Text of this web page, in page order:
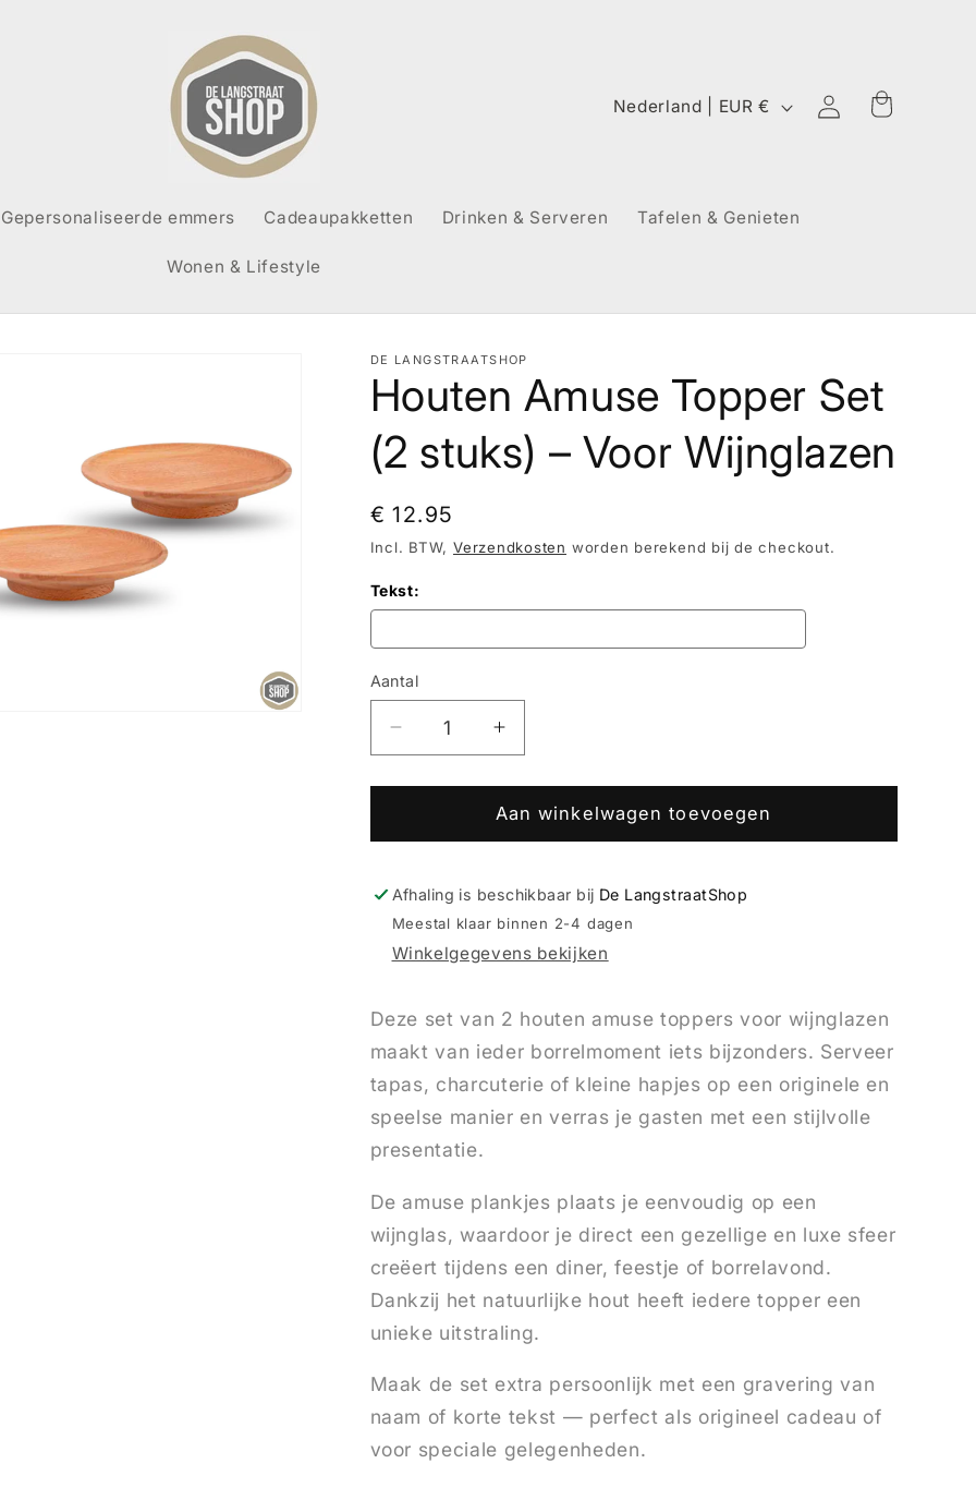
Gepersonaliseerde emmers Cadeaupakketten Drinken & Serveren Tafelen & Genieten
Wonen & Lifestyle
o
Nederland | EUR € InloggenWinkelwagen
DE LANGSTRAATSHOP
Houten Amuse Topper Set
(2 stuks) – Voor Wijnglazen
Normale
prijs
€ 12.95
Incl. BTW, Verzendkosten worden berekend bij de checkout.
Tekst:
Aantal
Aantal
Aantal
verlagen
voor
Amuse
Set
(2
–
Wijnglazen
Aantal
verhogen
voor
Houten
Amuse
Set
(2
–
Wijnglazen
Aan winkelwagen toevoegen
Afhaling is beschikbaar bij De LangstraatShop
Meestal klaar binnen 2-4 dagen
Winkelgegevens bekijken
Deze set van 2 houten amuse toppers voor wijnglazen
maakt van ieder borrelmoment iets bijzonders. Serveer
tapas, charcuterie of kleine hapjes op een originele en
speelse manier en verras je gasten met een stijlvolle
presentatie.
De amuse plankjes plaats je eenvoudig op een
wijnglas, waardoor je direct een gezellige en luxe sfeer
creëert tijdens een diner, feestje of borrelavond.
Dankzij het natuurlijke hout heeft iedere topper een
unieke uitstraling.
Maak de set extra persoonlijk met een gravering van
naam of korte tekst — perfect als origineel cadeau of
voor speciale gelegenheden.